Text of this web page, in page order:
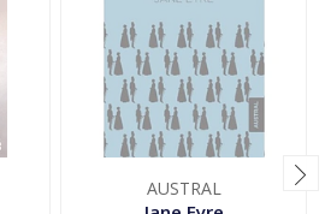
AUSTRAL